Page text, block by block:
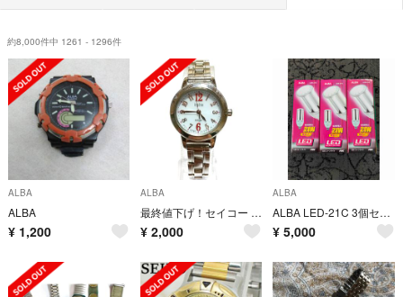
約8,000件中 1261 - 1296件
ALBA
ALBA
¥ 1,200
ALBA
最終値下げ！セイコー アルバ アンジェーヌ V117-0DN0 ソーラー
¥ 2,000
ALBA
ALBA LED-21C 3個セット
¥ 5,000